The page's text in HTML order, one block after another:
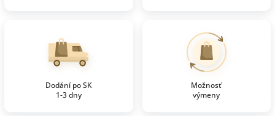
Dodání po SK
1-3 dny
Možnosť
výmeny